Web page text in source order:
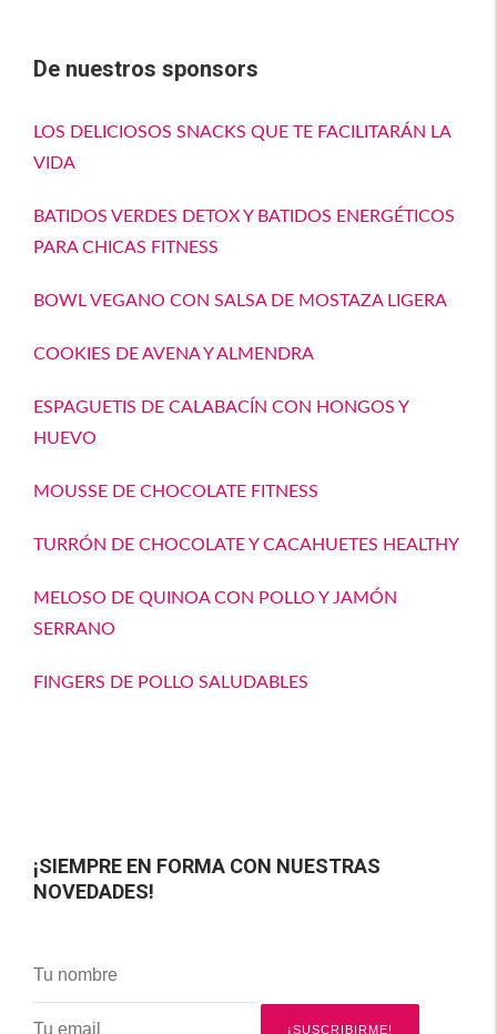
De nuestros sponsors
LOS DELICIOSOS SNACKS QUE TE FACILITARÁN LA
VIDA
BATIDOS VERDES DETOX Y BATIDOS ENERGÉTICOS
PARA CHICAS FITNESS
BOWL VEGANO CON SALSA DE MOSTAZA LIGERA
COOKIES DE AVENA Y ALMENDRA
ESPAGUETIS DE CALABACÍN CON HONGOS Y
HUEVO
MOUSSE DE CHOCOLATE FITNESS
TURRÓN DE CHOCOLATE Y CACAHUETES HEALTHY
MELOSO DE QUINOA CON POLLO Y JAMÓN
SERRANO
FINGERS DE POLLO SALUDABLES
¡SIEMPRE EN FORMA CON NUESTRAS
NOVEDADES!